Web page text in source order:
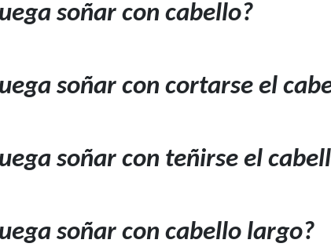
soñar con cabello?
soñar con cortarse el
soñar con teñirse el
soñar con cabello largo?